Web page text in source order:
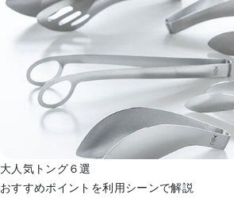
大人気トング６選
おすすめポイントを利用シーンで解説